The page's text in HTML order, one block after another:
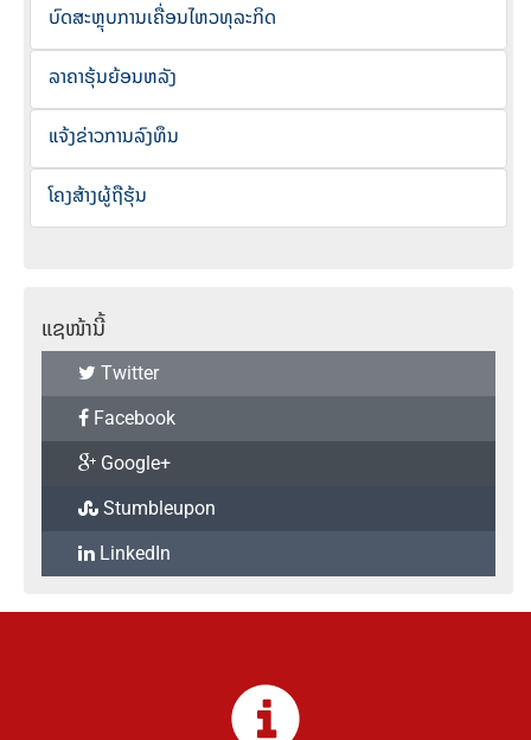
ບົດສະຫຼຸບການເຄື່ອນໄຫວທຸລະກິດ
ລາຄາຮຸ້ນຍ້ອນຫລັງ
ແຈ້ງຂ່າວການລົງທຶນ
ໂຄງສ້າງຜູ້ຖືຮຸ້ນ
ແຊໜ້ານີ້
Twitter
Facebook
Google+
Stumbleupon
LinkedIn